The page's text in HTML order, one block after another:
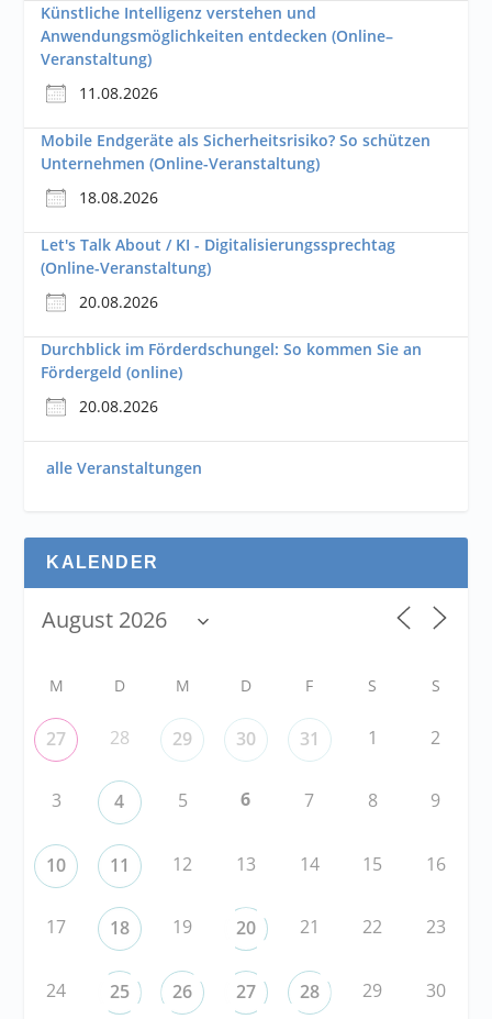
Künstliche Intelligenz verstehen und
Anwendungsmöglichkeiten entdecken (Online–
Veranstaltung)
11.08.2026
Mobile Endgeräte als Sicherheitsrisiko? So schützen
Unternehmen (Online-Veranstaltung)
18.08.2026
Let's Talk About / KI - Digitalisierungssprechtag
(Online-Veranstaltung)
20.08.2026
Durchblick im Förderdschungel: So kommen Sie an
Fördergeld (online)
20.08.2026
alle Veranstaltungen
KALENDER
M D M D F S S
27 28 29 30 31 1 2
3 4 5 6 7 8 9
10 11 12 13 14 15 16
17 18 19 20 21 22 23
24 25 26 27 28 29 30